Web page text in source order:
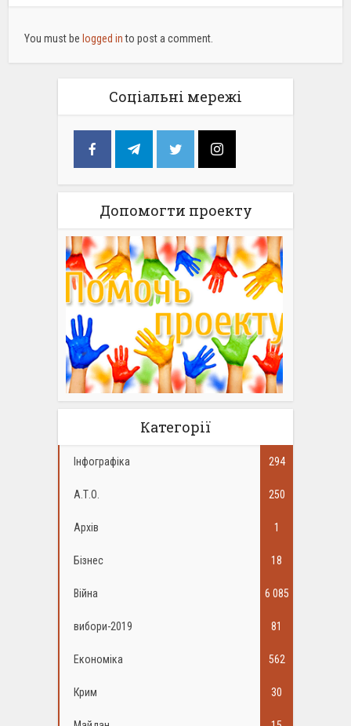
You must be logged into post a comment.
Соціальні мережі
Допомогти проекту
Категорії
Інфографіка 294
А.Т.О. 250
Архів 1
Бізнес 18
Війна 6 085
вибори-2019 81
Економіка 562
Крим 30